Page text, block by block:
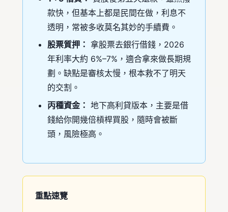
款快，但基本上都是民間在做，利息不
透明，常被多收莫名其妙的手續費。
股票質押： 拿股票去銀行借錢，2026
年利率大約 6%–7%，適合拿來做長期規
劃。缺點是審核太慢，根本救不了明天
的交割。
丙種資金： 地下高利貸版本，主要是借
錢給你開幾倍槓桿買股，隨時會被斷
頭，風險極高。
重點速覽